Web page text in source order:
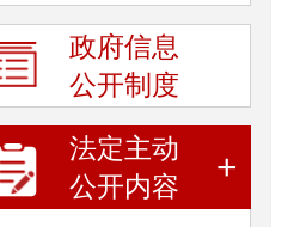
政府信息
公开制度
法定主动
公开内容
+